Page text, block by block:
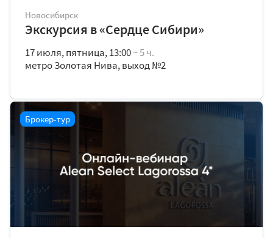
Новосибирск
Экскурсия в «Сердце Сибири»
17 июля, пятница, 13:00~ 5 ч.
метро Золотая Нива, выход №2
Брокер-тур